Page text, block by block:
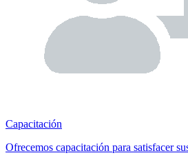
Capacitación
Ofrecemos capacitación para satisfacer